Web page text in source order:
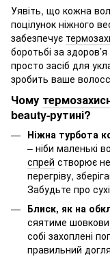
Уявіть, що кожна
поцілунок ніжного
забезпечує
боротьбі за
просто засіб для
зробить ваше
Чому
beauty-рутині?
Ніжна турбота
– ніби маленькі
спрей створює
перегріву,
Забудьте про
Блиск, як на
сяятиме
собі захоплені
правильний